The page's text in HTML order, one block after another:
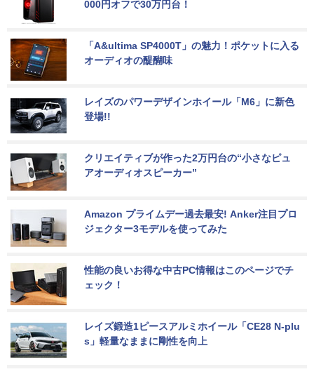
000円オフで30万円台！
「A&ultima SP4000T」の魅力！ポケットに入る
オーディオの醍醐味
レイズのパワーデザインホイール「M6」に新色
登場!!
クリエイティブが作った2万円台の“小さなピュ
アオーディオスピーカー”
Amazon プライムデー過去最安! Anker注目プロ
ジェクター3モデルを使ってみた
性能の良いお得な中古PC情報はこのページでチ
ェック！
レイズ鍛造1ピースアルミホイール「CE28 N-plu
s」軽量なままに剛性を向上